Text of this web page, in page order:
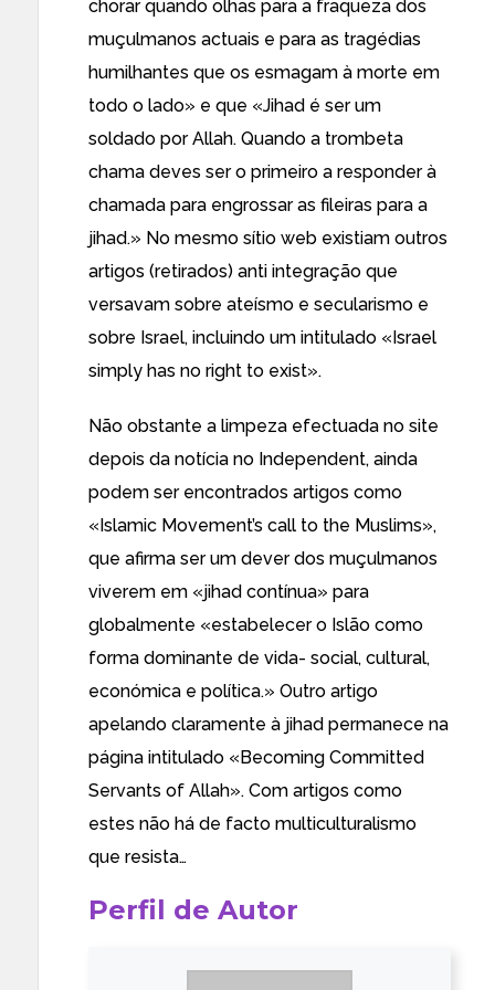
chorar quando olhas para a fraqueza dos
muçulmanos actuais e para as tragédias
humilhantes que os esmagam à morte em
todo o lado» e que «Jihad é ser um
soldado por Allah. Quando a trombeta
chama deves ser o primeiro a responder à
chamada para engrossar as fileiras para a
jihad.» No mesmo sítio web existiam outros
artigos (retirados) anti integração que
versavam sobre ateísmo e secularismo e
sobre Israel, incluindo um intitulado «Israel
simply has no right to exist».
Não obstante a limpeza efectuada no site
depois da notícia no Independent, ainda
podem ser encontrados artigos como
«Islamic Movement’s call to the Muslims»,
que afirma ser um dever dos muçulmanos
viverem em «jihad contínua» para
globalmente «estabelecer o Islão como
forma dominante de vida- social, cultural,
económica e política.» Outro artigo
apelando claramente à jihad permanece na
página intitulado «Becoming Committed
Servants of Allah». Com artigos como
estes não há de facto multiculturalismo
que resista…
Perfil de Autor